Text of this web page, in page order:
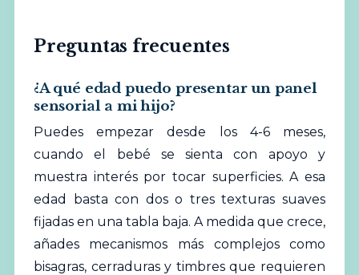
Preguntas frecuentes
¿A qué edad puedo presentar un panel
sensorial a mi hijo?
Puedes empezar desde los 4-6 meses,
cuando el bebé se sienta con apoyo y
muestra interés por tocar superficies. A esa
edad basta con dos o tres texturas suaves
fijadas en una tabla baja. A medida que crece,
añades mecanismos más complejos como
bisagras, cerraduras y timbres que requieren